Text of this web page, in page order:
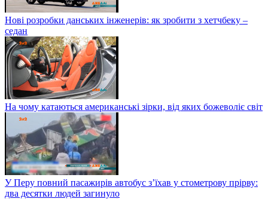
Нові розробки данських інженерів: як зробити з хетчбеку –
седан
На чому катаються американські зірки, від яких божеволіє світ
У Перу повний пасажирів автобус з’їхав у стометрову прірву:
два десятки людей загинуло